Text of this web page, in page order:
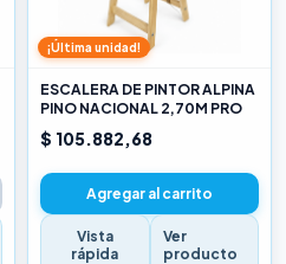
¡Última unidad!
ESCALERA DE PINTOR ALPINA
PINO NACIONAL 2,70M PRO
$ 105.882,68
Agregar al carrito
Vista
rápida
Ver
producto